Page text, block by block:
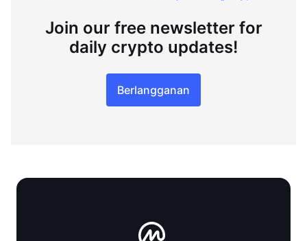
Join our free newsletter for
daily crypto updates!
Berlangganan